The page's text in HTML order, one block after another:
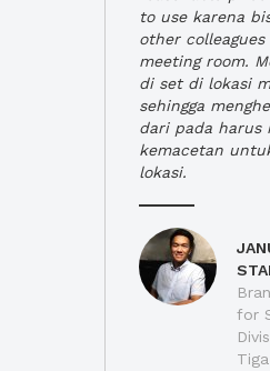
to use karena
other
meeting room.
di set di lokasi
sehingga
dari pada harus
kemacetan
lokasi.
for